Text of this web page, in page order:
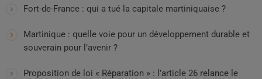
Fort-de-France : qui a tué la capitale martiniquaise ?
Martinique : quelle voie pour un développement durable et
souverain pour l’avenir ?
Proposition de loi « Réparation » : l’article 26 relance le